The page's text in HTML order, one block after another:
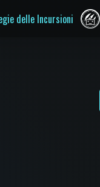
delle Incursioni